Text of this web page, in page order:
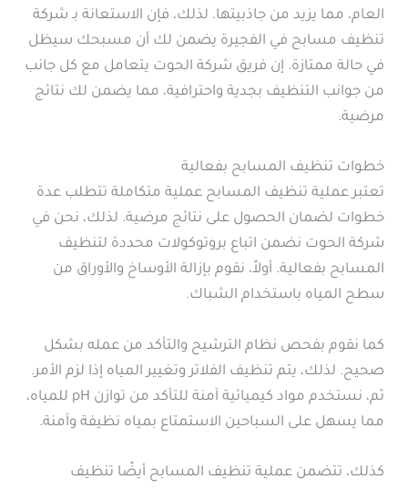
العام، مما يزيد من جاذبيتها. لذلك، فإن الاستعانة بـ شركة
تنظيف مسابح في الفجيرة يضمن لك أن مسبحك سيظل
في حالة ممتازة. إن فريق شركة الحوت يتعامل مع كل جانب
من جوانب التنظيف بجدية واحترافية، مما يضمن لك نتائج
مرضية.
خطوات تنظيف المسابح بفعالية
تعتبر عملية تنظيف المسابح عملية متكاملة تتطلب عدة
خطوات لضمان الحصول على نتائج مرضية. لذلك، نحن في
شركة الحوت نضمن اتباع بروتوكولات محددة لتنظيف
المسابح بفعالية. أولاً، نقوم بإزالة الأوساخ والأوراق من
سطح المياه باستخدام الشباك.
كما نقوم بفحص نظام الترشيح والتأكد من عمله بشكل
صحيح. لذلك، يتم تنظيف الفلاتر وتغيير المياه إذا لزم الأمر.
ثم، نستخدم مواد كيميائية آمنة للتأكد من توازن pH للمياه،
مما يسهل على السباحين الاستمتاع بمياه نظيفة وآمنة.
كذلك، تتضمن عملية تنظيف المسابح أيضًا تنظيف